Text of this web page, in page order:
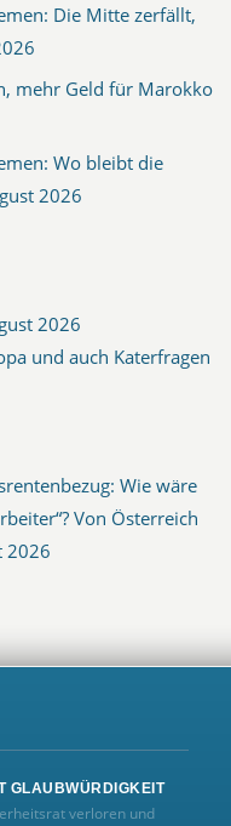
Die Mitte zerfällt,
mehr Geld für Marokko
Wo bleibt die
2026
2026
und auch Katerfragen
Wie wäre
Von Österreich
2026
verloren und